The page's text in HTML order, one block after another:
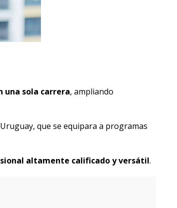
sola carrera, ampliando
que se equipara a programas
altamente calificado y versátil.